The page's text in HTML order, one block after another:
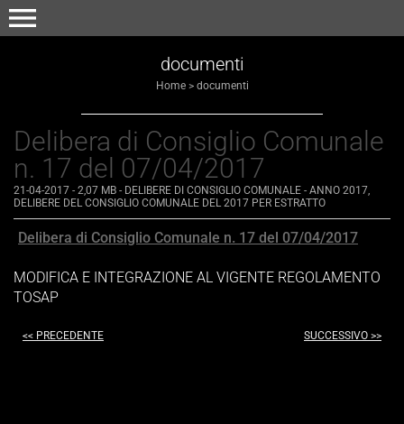
menu
documenti
Home> documenti
Delibera di Consiglio Comunale
n. 17 del 07/04/2017
21-04-2017 - 2,07 MB - DELIBERE DI CONSIGLIO COMUNALE - ANNO 2017,
DELIBERE DEL CONSIGLIO COMUNALE DEL 2017 PER ESTRATTO
Delibera di Consiglio Comunale n. 17 del 07/04/2017
MODIFICA E INTEGRAZIONE AL VIGENTE REGOLAMENTO
TOSAP
<< PRECEDENTE SUCCESSIVO >>